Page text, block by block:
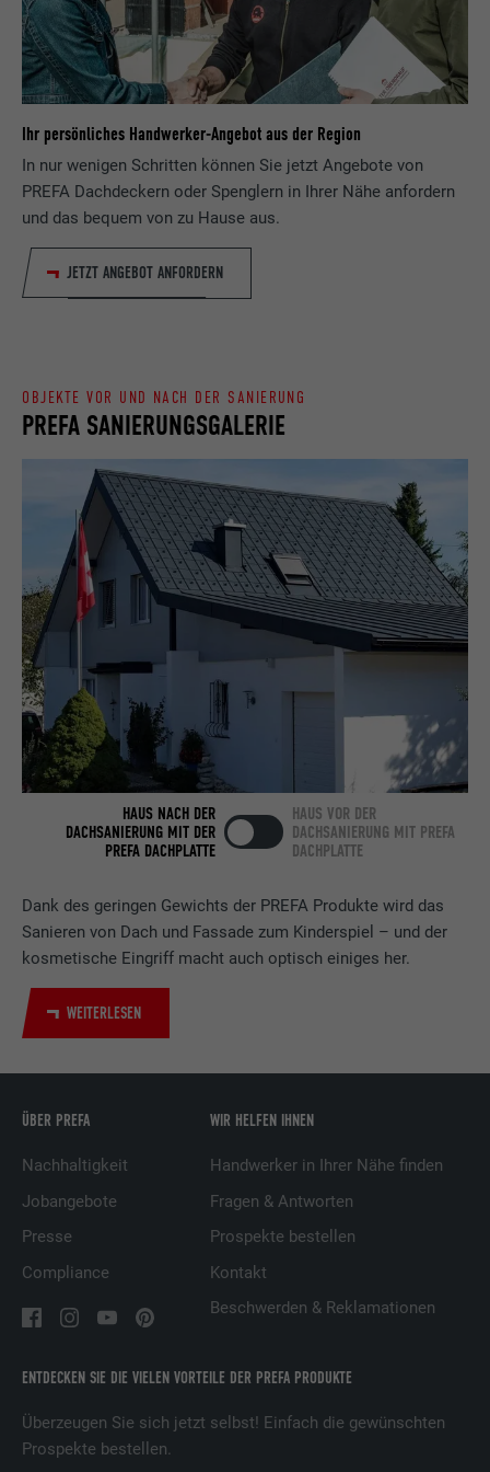
Ihr persönliches Handwerker-Angebot aus der Region
In nur wenigen Schritten können Sie jetzt Angebote von
PREFA Dachdeckern oder Spenglern in Ihrer Nähe anfordern
und das bequem von zu Hause aus.
JETZT ANGEBOT ANFORDERN
Dank des geringen Gewichts der PREFA Produkte wird das
Sanieren von Dach und Fassade zum Kinderspiel – und der
kosmetische Eingriff macht auch optisch einiges her.
WEITERLESEN
PREFA SANIERUNGSGALERIE
OBJEKTE VOR UND NACH DER SANIERUNG
HAUS NACH DER
DACHSANIERUNG MIT DER
PREFA DACHPLATTE
HAUS VOR DER
DACHSANIERUNG MIT PREFA
DACHPLATTE
ENTDECKEN SIE DIE VIELEN VORTEILE DER PREFA PRODUKTE
Überzeugen Sie sich jetzt selbst! Einfach die gewünschten
Prospekte bestellen.
ÜBER PREFA
Nachhaltigkeit
Jobangebote
Presse
Compliance
WIR HELFEN IHNEN
Handwerker in Ihrer Nähe finden
Fragen & Antworten
Prospekte bestellen
Kontakt
Beschwerden & Reklamationen
Zweck
wird, um statistische Daten dazu, wieder
Besucher die Website nutzt, zu generieren.
Anbieter Google Optimize
Laufzeit 90 Tage
Zweck
der Browser das Setzen von Cookies
Anbieter ads.linkedin.com
Laufzeit Sitzung
Zweck
Speichert die vom Benutzer ausgewählte
Sprach version einer Webseite.
Name lang
Anbieter LinkedIn
Zweck
Webseite ein eingebettetes "Folgen Sie
uns"-Fenster enthält.
Name bcookie
Anbieter LinkedIn
Laufzeit 2 Jahre
Zweck
Verwendet vom Social-Networking-Dienst
LinkedIn für die Verfolgung der
Verwendung von eingebetteten
Dienstleistungen.
Name bscookie
Anbieter LinkedIn
Verwendet vom Social-Networking-Dienst
LinkedIn für die Verfolgung der
Verwendung von eingebetteten
Anbieter
Zweck
Wird verwendet, um Besucher auf
relevante Werbung basierend auf den
Präferenzen des Besuchers zu
präsentieren.
Anbieter LinkedIn